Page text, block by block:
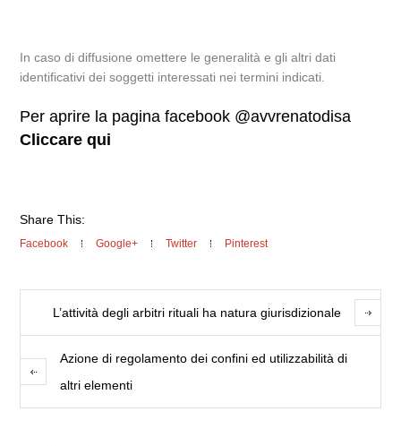
In caso di diffusione omettere le generalità e gli altri dati
identificativi dei soggetti interessati nei termini indicati.
Per aprire la pagina facebook @avvrenatodisa
Cliccare qui
Share This:
Facebook Google+ Twitter Pinterest
L’attività degli arbitri rituali ha natura giurisdizionale
Azione di regolamento dei confini ed utilizzabilità di
altri elementi